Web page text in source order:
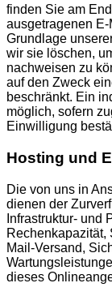
finden Sie am
ausgetragenen
Grundlage
wir sie löschen,
nachweisen zu
auf den Zweck
beschränkt. Ein
möglich, sofern
Einwilligung
Hosting und
Die von uns in
dienen der
Infrastruktur- und
Rechenkapazität,
Mail-Versand,
dieses